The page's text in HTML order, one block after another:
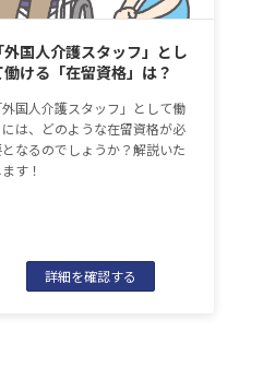
「外国人介護スタッフ」とし
働ける「在留資格」は？
外国人介護スタッフ」として働
には、どのような在留資格が必
なるのでしょうか？解説いた
ます！
詳細を確認する